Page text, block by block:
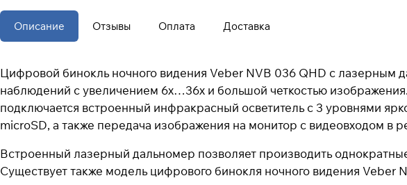
Описание Отзывы Оплата Доставка
Цифровой бинокль ночного видения Veber NVB 036 QHD с
наблюдений с увеличением 6х…36х и большой четкостью
подключается встроенный инфракрасный осветитель с 3 уровнями
microSD, а также передача изображения на монитор с видеовходом в
Встроенный лазерный дальномер позволяет производить
Существует также модель цифрового бинокля ночного видения Veber